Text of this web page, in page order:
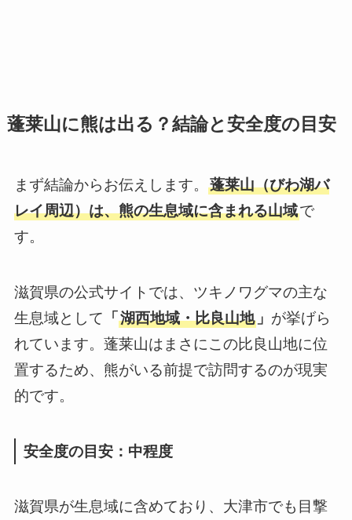
蓬莱山に熊は出る？結論と安全度の目安
まず結論からお伝えします。 蓬莱山（びわ湖バ
レイ周辺）は、熊の生息域に含まれる山域で
す。
滋賀県の公式サイトでは、ツキノワグマの主な
生息域として 「 湖西地域・比良山地」 が挙げら
れています。蓬莱山はまさにこの比良山地に位
置するため、熊がいる前提で訪問するのが現実
的です。
安全度の目安：中程度
滋賀県が生息域に含めており、大津市でも目撃